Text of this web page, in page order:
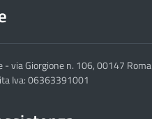
- via Giorgione n. 106, 00147 Roma
Iva: 06363391001